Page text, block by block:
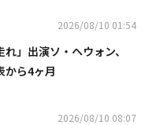
2026/08/10 01:54
れ」出演ソ・ヘウォン、
ら4ヶ月
2026/08/10 08:07